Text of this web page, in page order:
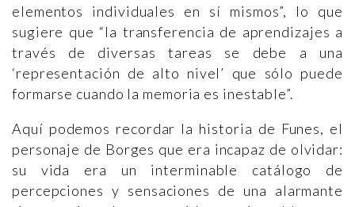
elementos individuales en sí mismos”, lo que
sugiere que “la transferencia de aprendizajes a
través de diversas tareas se debe a una
‘representación de alto nivel’ que sólo puede
formarse cuando la memoria es inestable”.
Aquí podemos recordar la historia de Funes, el
personaje de Borges que era incapaz de olvidar:
su vida era un interminable catálogo de
percepciones y sensaciones de una alarmante